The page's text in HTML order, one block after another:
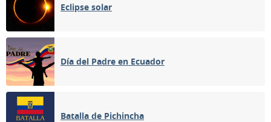
Eclipse solar
Día del Padre en Ecuador
Batalla de Pichincha